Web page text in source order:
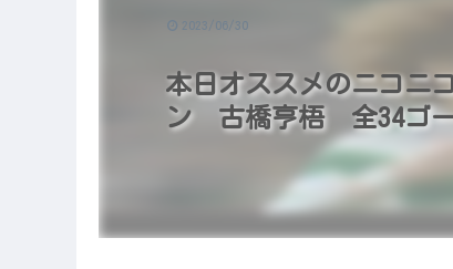
本日オススメのニコニ
ン 古橋亨梧 全34ゴ
2023/06/30